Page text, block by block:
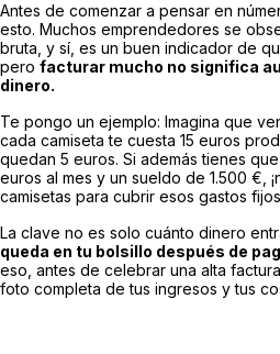
Antes de comenzar a pensar en
esto. Muchos emprendedores se
bruta, y sí, es un buen indicador de
pero facturar mucho no significa
dinero.
Te pongo un ejemplo: Imagina que
cada camiseta te cuesta 15 euros
quedan 5 euros. Si además tienes
euros al mes y un sueldo de 1.500 €,
camisetas para cubrir esos gastos
La clave no es solo cuánto dinero
queda en tu bolsillo después de
eso, antes de celebrar una alta
foto completa de tus ingresos y tus